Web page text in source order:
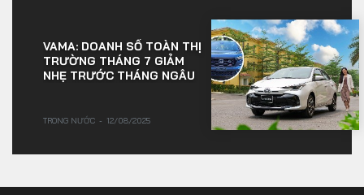
VAMA: DOANH SỐ TOÀN THỊ
TRƯỜNG THÁNG 7 GIẢM
NHẸ TRƯỚC THÁNG NGÂU
TRONG NƯỚC 12/08/2025